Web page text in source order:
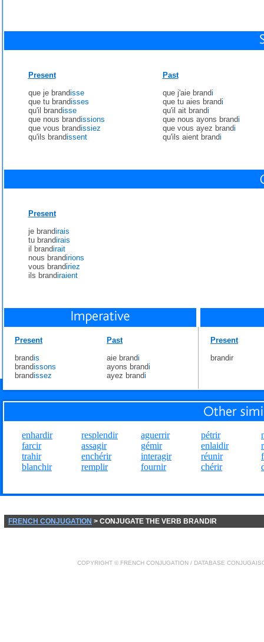
Present
que je brandisse
que tu brandisses
qu'il brandisse
que nous brandissions
que vous brandissiez
qu'ils brandissent
Past
que j'aie brandi
que tu aies brandi
qu'il ait brandi
que nous ayons brandi
que vous ayez brandi
qu'ils aient brandi
Present
je brandirais
tu brandirais
il brandirait
nous brandirions
vous brandiriez
ils brandiraient
Present
brandis
brandissons
brandissez
Past
aie brandi
ayons brandi
ayez brandi
Present
brandir
enhardir
farcir
trahir
blanchir
resplendir
assagir
enchérir
remplir
aguerrir
gémir
interagir
fournir
pétrir
enlaidir
réunir
chérir
FRENCH CONJUGATION > CONJUGATE THE VERB BRANDIR
COPYRIGHT © FRENCH CONJUGATION / DATABASE